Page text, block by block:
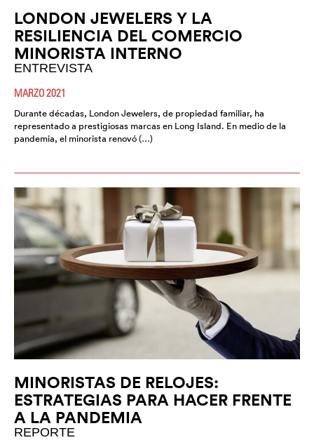
LONDON JEWELERS Y LA
RESILIENCIA DEL COMERCIO
MINORISTA INTERNO
ENTREVISTA
MARZO 2021
Durante décadas, London Jewelers, de propiedad familiar, ha
representado a prestigiosas marcas en Long Island. En medio de la
pandemia, el minorista renovó (…)
MINORISTAS DE RELOJES:
ESTRATEGIAS PARA HACER FRENTE
A LA PANDEMIA
REPORTE